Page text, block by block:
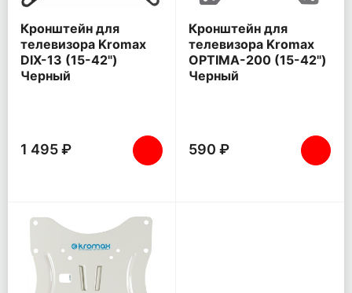
Кронштейн для
телевизора Kromax
DIX-13 (15-42")
Черный
1 495 ₽
Кронштейн для
телевизора Kromax
OPTIMA-200 (15-42")
Черный
590 ₽